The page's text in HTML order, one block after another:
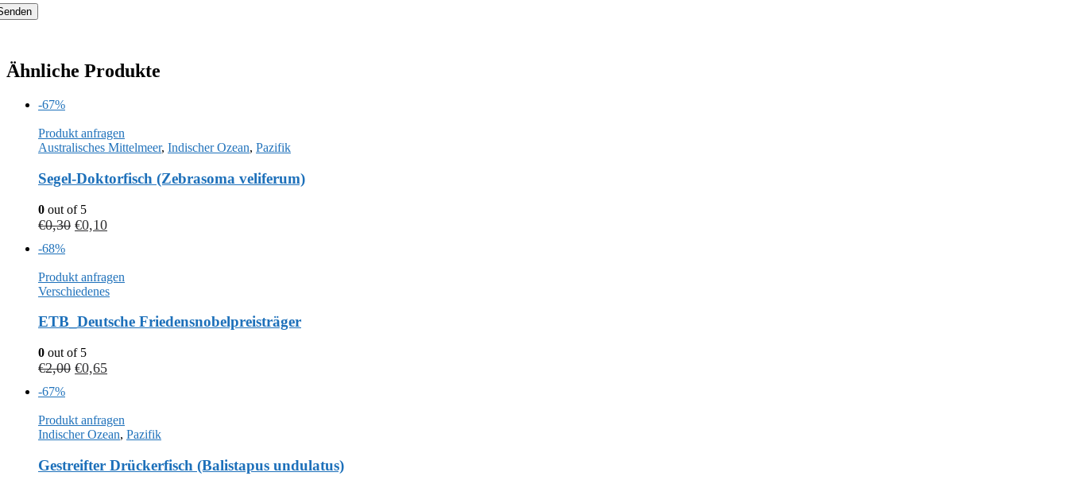
Ähnliche Produkte
-67%
Produkt anfragen
Australisches Mittelmeer, Indischer Ozean, Pazifik
Segel-Doktorfisch (Zebrasoma veliferum)
0 out of 5
€0,30 €0,10
-68%
Produkt anfragen
Verschiedenes
ETB_Deutsche Friedensnobelpreisträger
0 out of 5
€2,00 €0,65
-67%
Produkt anfragen
Indischer Ozean, Pazifik
Gestreifter Drückerfisch (Balistapus undulatus)